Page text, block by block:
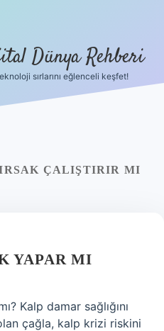
Dünya Rehberi
sırlarını eğlenceli keşfet!
ÇALIŞTIRIR MI
YAPAR MI
Kalp damar sağlığını
çağla, kalp krizi riskini